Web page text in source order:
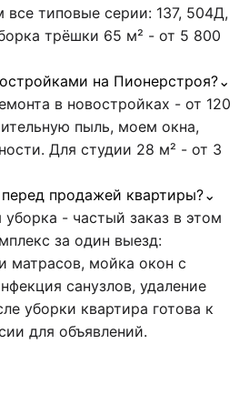
все типовые серии: 137, 504Д,
трёшки 65 м² - от 5 800
на Пионерстроя?⌄
в новостройках - от 120
пыль, моем окна,
Для студии 28 м² - от 3
продажей квартиры?⌄
- частый заказ в этом
за один выезд:
матрасов, мойка окон с
санузлов, удаление
уборки квартира готова к
для объявлений.